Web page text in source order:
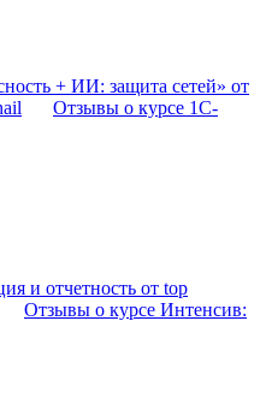
+ ИИ: защита сетей» от
Отзывы о курсе 1С-
и отчетность от top
Отзывы о курсе Интенсив: